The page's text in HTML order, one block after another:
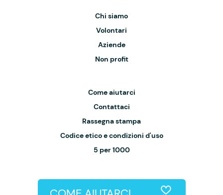
Chi siamo
Volontari
Aziende
Non profit
Come aiutarci
Contattaci
Rassegna stampa
Codice etico e condizioni d'uso
5 per 1000